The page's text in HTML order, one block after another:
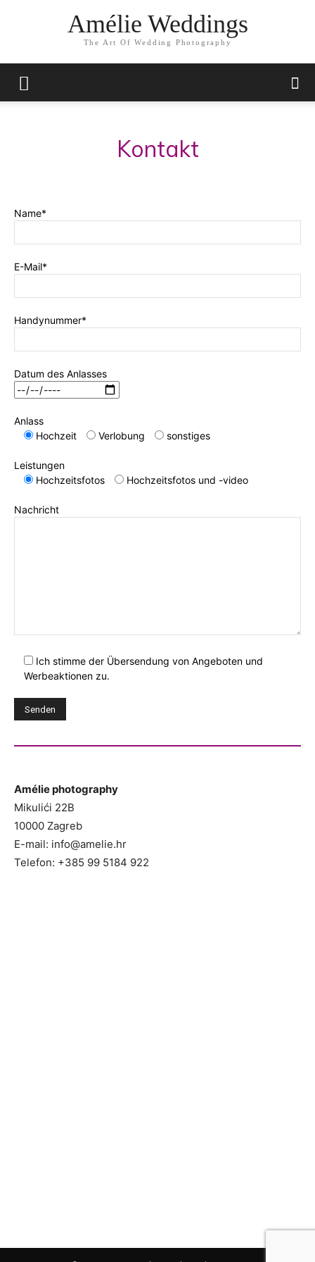
Amélie Weddings
The Art Of Wedding Photography
Kontakt
Name*
E-Mail*
Handynummer*
Datum des Anlasses
Anlass
Hochzeit
Verlobung sonstiges
Leistungen
Hochzeitsfotos
Hochzeitsfotos und -video
Nachricht
Ich stimme der Übersendung von Angeboten und
Werbeaktionen zu.
Amélie photography
Mikulići 22B
10000 Zagreb
E-mail: info@amelie.hr
Telefon: +385 99 5184 922